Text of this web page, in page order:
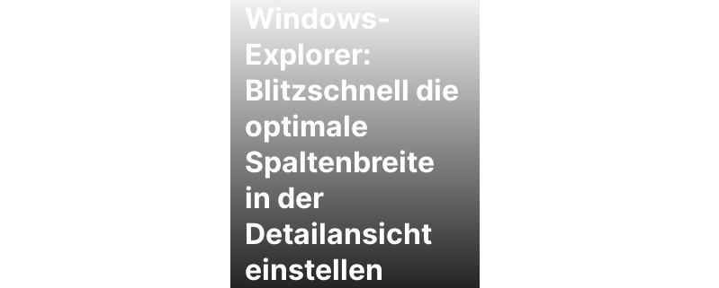
Windows-
Explorer:
Blitzschnell die
optimale
Spaltenbreite
in der
Detailansicht
einstellen